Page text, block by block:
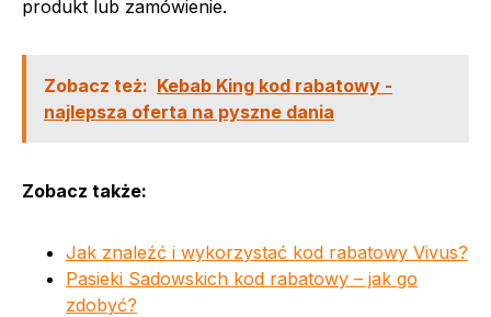
produkt lub zamówienie.
Zobacz też: Kebab King kod rabatowy -
najlepsza oferta na pyszne dania
Zobacz także:
Jak znaleźć i wykorzystać kod rabatowy Vivus?
Pasieki Sadowskich kod rabatowy – jak go
zdobyć?